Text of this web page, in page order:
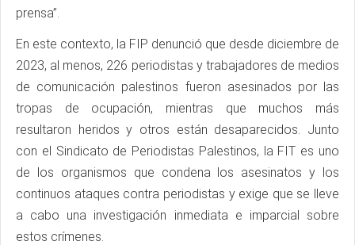
prensa”.
En este contexto, la FIP denunció que desde diciembre de
2023, al menos, 226 periodistas y trabajadores de medios
de comunicación palestinos fueron asesinados por las
tropas de ocupación, mientras que muchos más
resultaron heridos y otros están desaparecidos. Junto
con el Sindicato de Periodistas Palestinos, la FIT es uno
de los organismos que condena los asesinatos y los
continuos ataques contra periodistas y exige que se lleve
a cabo una investigación inmediata e imparcial sobre
estos crímenes.